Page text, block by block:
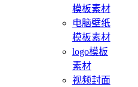
模板素材
电脑壁纸
模板素材
logo模板
素材
视频封面